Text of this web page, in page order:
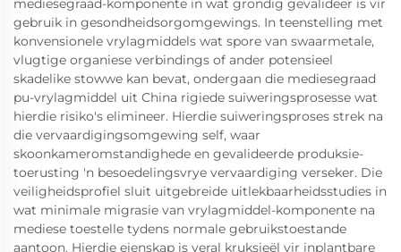
mediesegraad-komponente in wat grondig gevalideer is vir
gebruik in gesondheidsorgomgewings. In teenstelling met
konvensionele vrylagmiddels wat spore van swaarmetale,
vlugtige organiese verbindings of ander potensieel
skadelike stowwe kan bevat, ondergaan die mediesegraad
pu-vrylagmiddel uit China rigiede suiweringsprosesse wat
hierdie risiko's elimineer. Hierdie suiweringsproses strek na
die vervaardigingsomgewing self, waar
skoonkameromstandighede en gevalideerde produksie-
toerusting 'n besoedelingsvrye vervaardiging verseker. Die
veiligheidsprofiel sluit uitgebreide uitlekbaarheidsstudies in
wat minimale migrasie van vrylagmiddel-komponente na
mediese toestelle tydens normale gebruikstoestande
aantoon. Hierdie eienskap is veral kruksieël vir inplantbare